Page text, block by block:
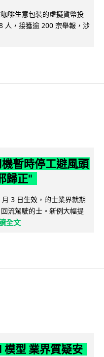
啡生意包裝的虛擬貨幣投
人，接獲逾 200 宗舉報，涉
暫時停工避風頭
歸正"
3 日生效，的士業界就期
流駕駛的士。新例大幅提
全文
模型 業界質疑安